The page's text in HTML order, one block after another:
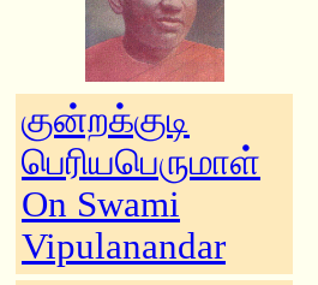
குன்றக்குடி
பெரியபெருமாள்
On Swami
Vipulanandar